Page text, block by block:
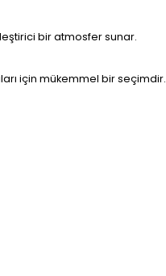
bir atmosfer sunar.
için mükemmel bir seçimdir.